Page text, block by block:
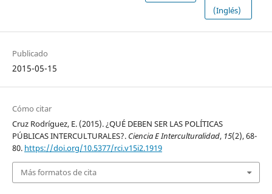
(Inglés)
Publicado
2015-05-15
Cómo citar
Cruz Rodríguez, E. (2015). ¿QUÉ DEBEN SER LAS POLÍTICAS
PÚBLICAS INTERCULTURALES?. Ciencia E Interculturalidad, 15(2), 68-
80. https://doi.org/10.5377/rci.v15i2.1919
Más formatos de cita